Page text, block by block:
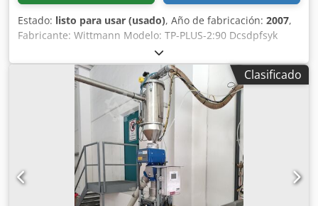
Estado: listo para usar (usado), Año de fabricación: 2007,
Fabricante: Wittmann Modelo: TP-PLUS-2:90 Dcsdpfsyk
Clasificado